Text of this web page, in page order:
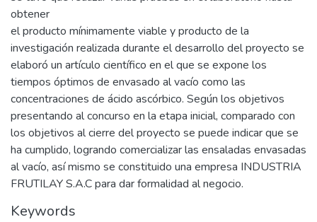
obtener
el producto mínimamente viable y producto de la
investigación realizada durante el desarrollo del proyecto se
elaboró un artículo científico en el que se expone los
tiempos óptimos de envasado al vacío como las
concentraciones de ácido ascórbico. Según los objetivos
presentando al concurso en la etapa inicial, comparado con
los objetivos al cierre del proyecto se puede indicar que se
ha cumplido, logrando comercializar las ensaladas envasadas
al vacío, así mismo se constituido una empresa INDUSTRIA
FRUTILAY S.A.C para dar formalidad al negocio.
Keywords